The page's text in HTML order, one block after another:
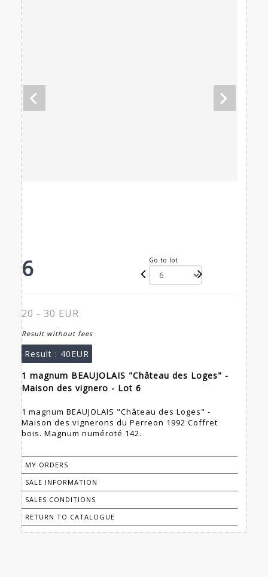
6 Go to lot
20 - 30 EUR
Result without fees
Result : 40EUR
1 magnum BEAUJOLAIS "Château des Loges" -
Maison des vignero - Lot 6
1 magnum BEAUJOLAIS "Château des Loges" -
Maison des vignerons du Perreon 1992 Coffret
bois. Magnum numéroté 142.
MY ORDERS
SALE INFORMATION
SALES CONDITIONS
RETURN TO CATALOGUE